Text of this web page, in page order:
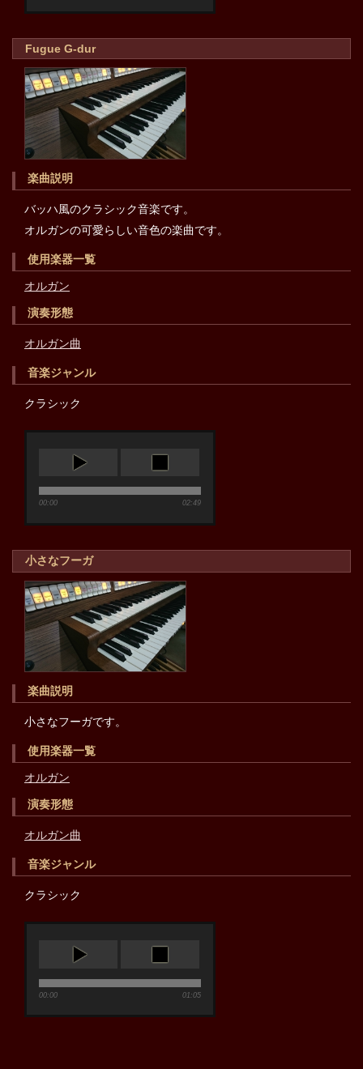
Fugue G-dur
楽曲説明
バッハ風のクラシック音楽です。
オルガンの可愛らしい音色の楽曲です。
使用楽器一覧
オルガン
演奏形態
オルガン曲
音楽ジャンル
クラシック
00:00 02:49
小さなフーガ
楽曲説明
小さなフーガです。
使用楽器一覧
オルガン
演奏形態
オルガン曲
音楽ジャンル
クラシック
00:00 01:05